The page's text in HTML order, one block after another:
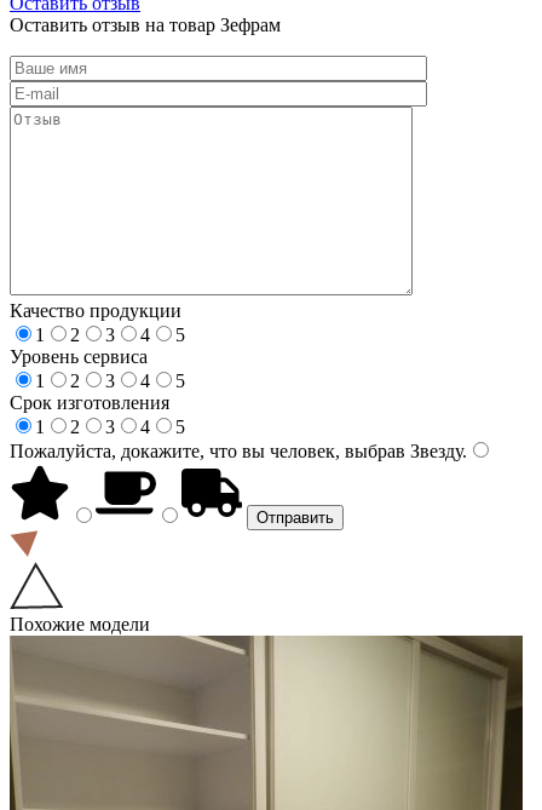
Оставить отзыв на товар Зефрам
Качество продукции
1
2 3 4
5
Уровень сервиса
1
2 3 4
5
Срок изготовления
1
2 3 4
5
Пожалуйста, докажите, что вы человек, выбрав Звезду.
Похожие модели